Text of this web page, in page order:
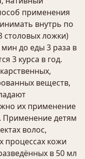
применения
внутрь по
столовых ложки)
до еды 3 раза в
3 курса в год.
веществ,
их применение
детям
волос,
процессах кожи
в 50 мл